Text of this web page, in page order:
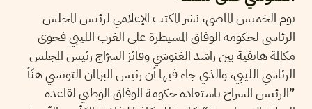
يوم الخميس الماضي، نشر المكتب الإعلامي لرئيس المجلس
الرئاسي لحكومة الوفاق المسيطرة على الغرب الليبي فحوى
مكالمة هاتفية بين راشد الغنوشي وفائز السرّاج رئيس المجلس
الرئاسي الليبي، والذي جاء فيها أن رئيس البرلمان التونسي هنّأ
”الرئيس السراج باستعادة حكومة الوفاق الوطني لقاعدة